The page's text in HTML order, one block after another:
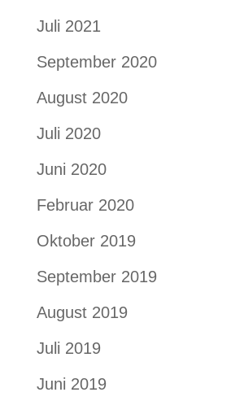
Juli 2021
September 2020
August 2020
Juli 2020
Juni 2020
Februar 2020
Oktober 2019
September 2019
August 2019
Juli 2019
Juni 2019